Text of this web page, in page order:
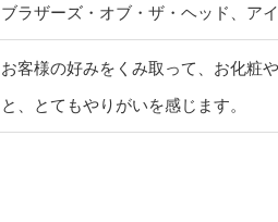
ブラザーズ・オブ・ザ・ヘッド、ア
お客様の好みをくみ取って、お化粧
と、とてもやりがいを感じます。